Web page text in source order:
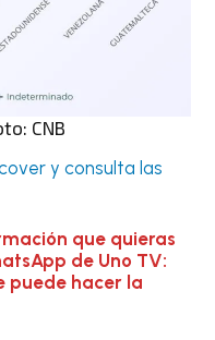
CNB
y consulta las
que quieras
de Uno TV:
puede hacer la